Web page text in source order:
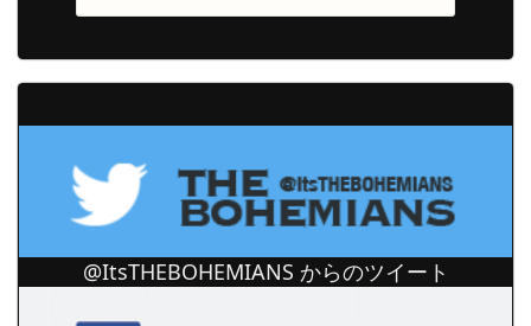
@ItsTHEBOHEMIANS からのツイート